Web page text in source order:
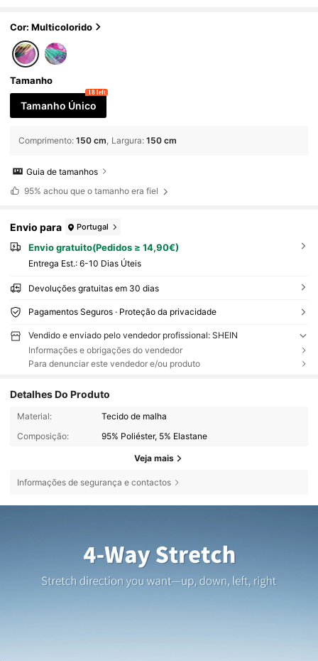
Cor: Multicolorido
Tamanho
Tamanho Único
18 left
Comprimento: 150 cm Largura: 150 cm
Guia de tamanhos
95% achou que o tamanho era fiel
Envio para Portugal
Envio gratuito(Pedidos ≥ 14,90€)
Entrega Est.: 6-10 Dias Úteis
Devoluções gratuitas em 30 dias
Pagamentos Seguros · Proteção da privacidade
Vendido e enviado pelo vendedor profissional: SHEIN
Informações e obrigações do vendedor
Para denunciar este vendedor e/ou produto
Detalhes Do Produto
Material:
Tecido de malha
Composição:
95% Poliéster, 5% Elastane
Veja mais
Informações de segurança e contactos